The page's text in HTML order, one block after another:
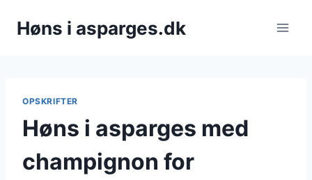
Høns i asparges.dk
OPSKRIFTER
Høns i asparges med
champignon for